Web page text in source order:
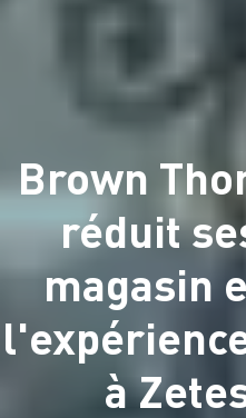
Brown
réduit
magasin
à